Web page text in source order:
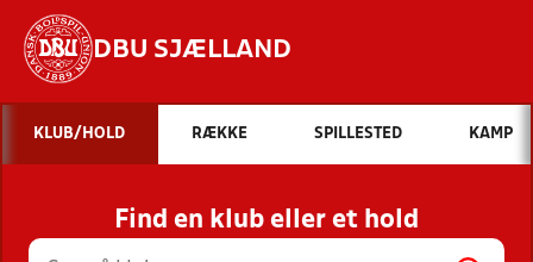
DBU SJÆLLAND
Hvad vil du søge efter?
INDHOLD OG NYHEDER
STILLINGER, RESULTATER, KLUBBER OG
HOLD
KLUB/HOLD RÆKKE SPILLESTED KAMP
Find en klub eller et hold